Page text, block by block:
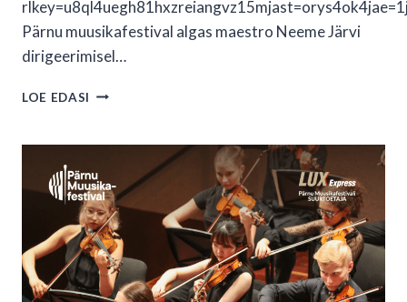
Pärnu muusikafestival algas maestro Neeme Järvi
dirigeerimisel…
LOE EDASI PÄRNU
MAESTRO
JÄRVI
DIRIGEERIMISEL